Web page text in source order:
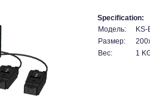
Specification:
Модель:
KS-
Размер:
Вес:
1